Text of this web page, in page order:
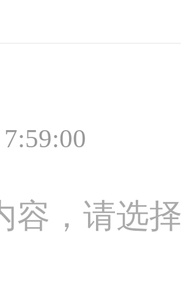
容，请选择